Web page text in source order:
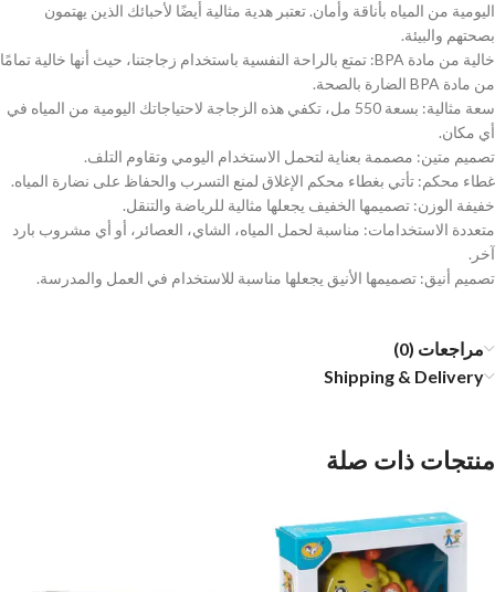
اليومية من المياه بأناقة وأمان. تعتبر هدية مثالية أيضًا لأحبائك الذين يهتمون
بصحتهم والبيئة.
خالية من مادة BPA: تمتع بالراحة النفسية باستخدام زجاجتنا، حيث أنها خالية تمامًا
من مادة BPA الضارة بالصحة.
سعة مثالية: بسعة 550 مل، تكفي هذه الزجاجة لاحتياجاتك اليومية من المياه في
أي مكان.
تصميم متين: مصممة بعناية لتحمل الاستخدام اليومي وتقاوم التلف.
غطاء محكم: تأتي بغطاء محكم الإغلاق لمنع التسرب والحفاظ على نضارة المياه.
خفيفة الوزن: تصميمها الخفيف يجعلها مثالية للرياضة والتنقل.
متعددة الاستخدامات: مناسبة لحمل المياه، الشاي، العصائر، أو أي مشروب بارد
آخر.
تصميم أنيق: تصميمها الأنيق يجعلها مناسبة للاستخدام في العمل والمدرسة.
مراجعات (0)
Shipping & Delivery
منتجات ذات صلة